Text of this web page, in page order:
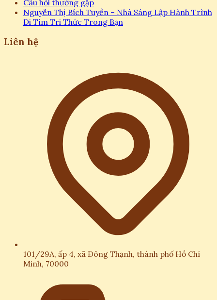
Câu hỏi thường gặp
Nguyễn Thị Bích Tuyền – Nhà Sáng Lập Hành Trình
Đi Tìm Tri Thức Trong Bạn
Liên hệ
101/29A, ấp 4, xã Đông Thạnh, thành phố Hồ Chí
Minh, 70000